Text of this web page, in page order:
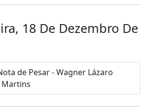
18 De Dezembro De
de Pesar - Wagner Lázaro